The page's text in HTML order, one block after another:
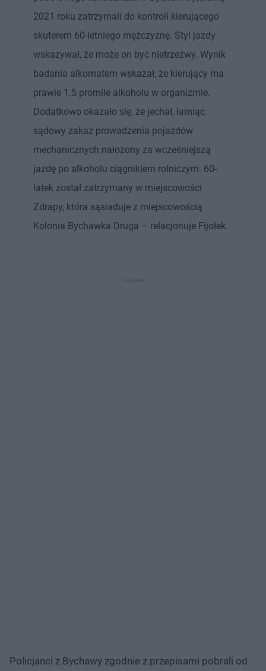
2021 roku zatrzymali do kontroli kierującego
skuterem 60-letniego mężczyznę. Styl jazdy
wskazywał, że może on być nietrzeźwy. Wynik
badania alkomatem wskazał, że kierujący ma
prawie 1.5 promile alkoholu w organizmie.
Dodatkowo okazało się, że jechał, łamiąc
sądowy zakaz prowadzenia pojazdów
mechanicznych nałożony za wcześniejszą
jazdę po alkoholu ciągnikiem rolniczym. 60-
latek został zatrzymany w miejscowości
Zdrapy, która sąsiaduje z miejscowością
Kolonia Bychawka Druga – relacjonuje Fijołek.
Policjanci z Bychawy zgodnie z przepisami pobrali od